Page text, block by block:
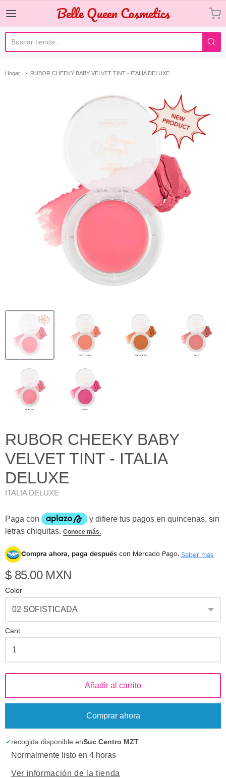
Belle Queen Cosmetics
Belle Queen Cosmetics
Hogar RUBOR CHEEKY BABY VELVET TINT - ITALIA DELUXE
RUBOR CHEEKY BABY
VELVET TINT - ITALIA
DELUXE
ITALIA DELUXE
Compra ahora, paga después con Mercado Pago. Saber más
$ 85.00 MXN
Color
Cant.
Añadir al carrito
Comprar ahora
recogida disponible enSuc Centro MZT
Normalmente listo en 4 horas
Ver información de la tienda